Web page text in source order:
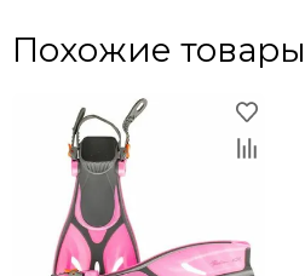
Похожие товары